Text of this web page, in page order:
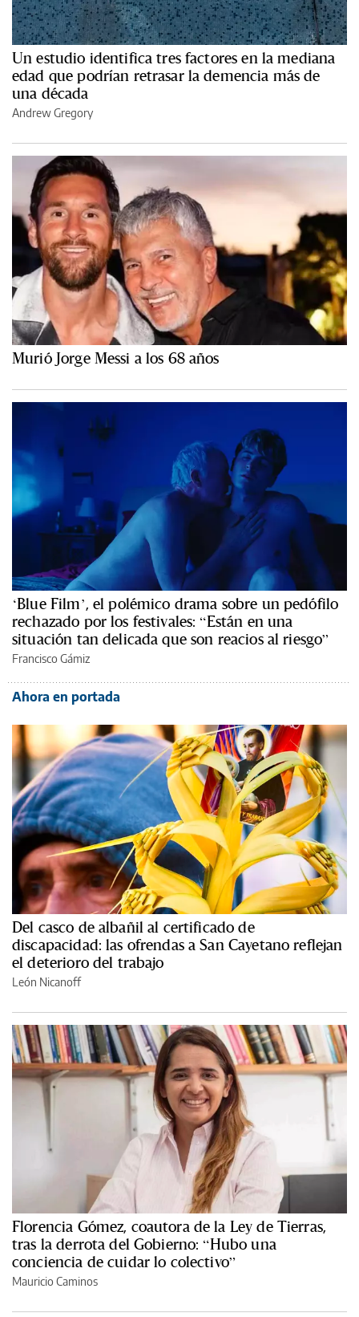
Un estudio identifica tres factores en la mediana
edad que podrían retrasar la demencia más de
una década
Andrew Gregory
Murió Jorge Messi a los 68 años
‘Blue Film’, el polémico drama sobre un pedófilo
rechazado por los festivales: “Están en una
situación tan delicada que son reacios al riesgo”
Francisco Gámiz
Ahora en portada
Del casco de albañil al certificado de
discapacidad: las ofrendas a San Cayetano reflejan
el deterioro del trabajo
León Nicanoff
Florencia Gómez, coautora de la Ley de Tierras,
tras la derrota del Gobierno: “Hubo una
conciencia de cuidar lo colectivo”
Mauricio Caminos